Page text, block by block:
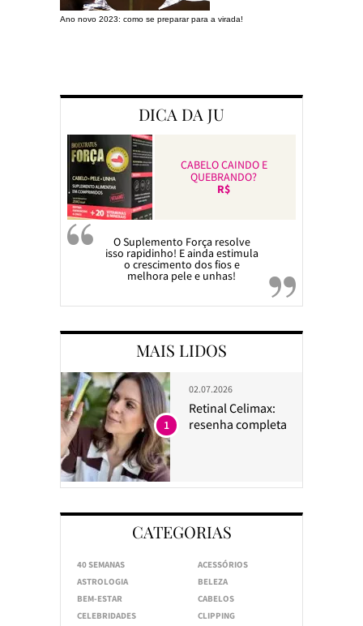
Ano novo 2023: como se preparar para a virada!
DICA DA JU
CABELO CAINDO E
QUEBRANDO?
R$
O Suplemento Força resolve
isso rapidinho! E ainda estimula
o crescimento dos fios e
melhora pele e unhas!
MAIS LIDOS
02.07.2026
Retinal Celimax:
resenha completa
1
CATEGORIAS
40 SEMANAS
ACESSÓRIOS
ASTROLOGIA
BELEZA
BEM-ESTAR
CABELOS
CELEBRIDADES
CLIPPING